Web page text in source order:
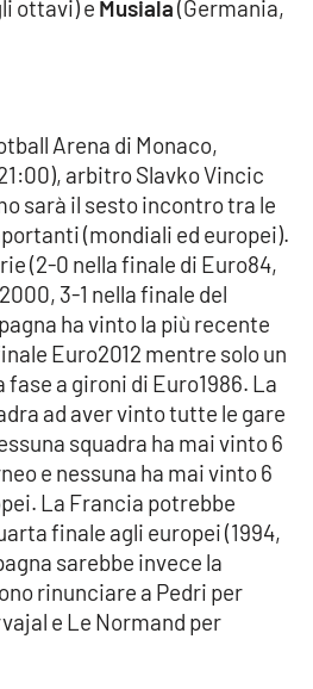
Grippo
ottavi) e Musiala(Germania,
Arena di Monaco,
arbitro Slavko Vincic
sarà il sesto incontro tra le
(mondiali ed europei).
(2-0 nella finale di Euro84,
3-1 nella finale del
ha vinto la più recente
Euro2012 mentre solo un
fase a gironi di Euro1986. La
ad aver vinto tutte le gare
squadra ha mai vinto 6
e nessuna ha mai vinto 6
La Francia potrebbe
finale agli europei (1994,
sarebbe invece la
rinunciare a Pedri per
e Le Normand per